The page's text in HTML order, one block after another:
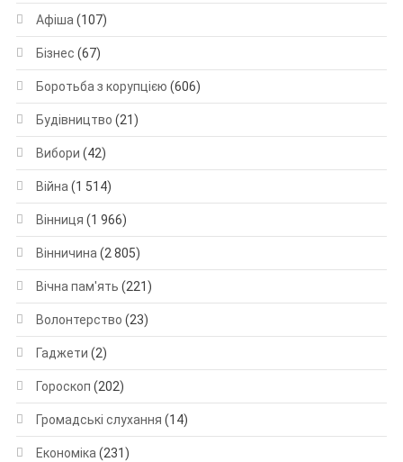
Афіша (107)
Бізнес (67)
Боротьба з корупцією (606)
Будівництво (21)
Вибори (42)
Війна (1 514)
Вінниця (1 966)
Вінничина (2 805)
Вічна пам'ять (221)
Волонтерство (23)
Гаджети (2)
Гороскоп (202)
Громадські слухання (14)
Економіка (231)